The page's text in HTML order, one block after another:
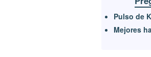
Pulso de
Mejores